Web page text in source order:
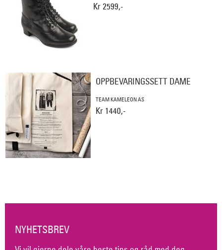
Kr 2599,-
OPPBEVARINGSSETT DAME
TEAM KAMELEON AS
Kr 1440,-
NYHETSBREV